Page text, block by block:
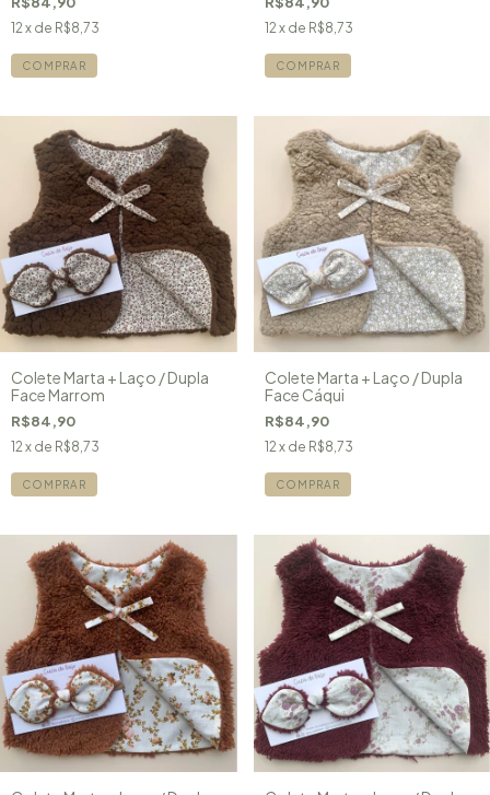
12 x de R$8,73
COMPRAR
12 x de R$8,73
COMPRAR
Colete Marta + Laço / Dupla
Face Marrom
R$84,90
12x de R$8,73
COMPRAR
Colete Marta + Laço / Dupla
Face Cáqui
R$84,90
12x de R$8,73
COMPRAR